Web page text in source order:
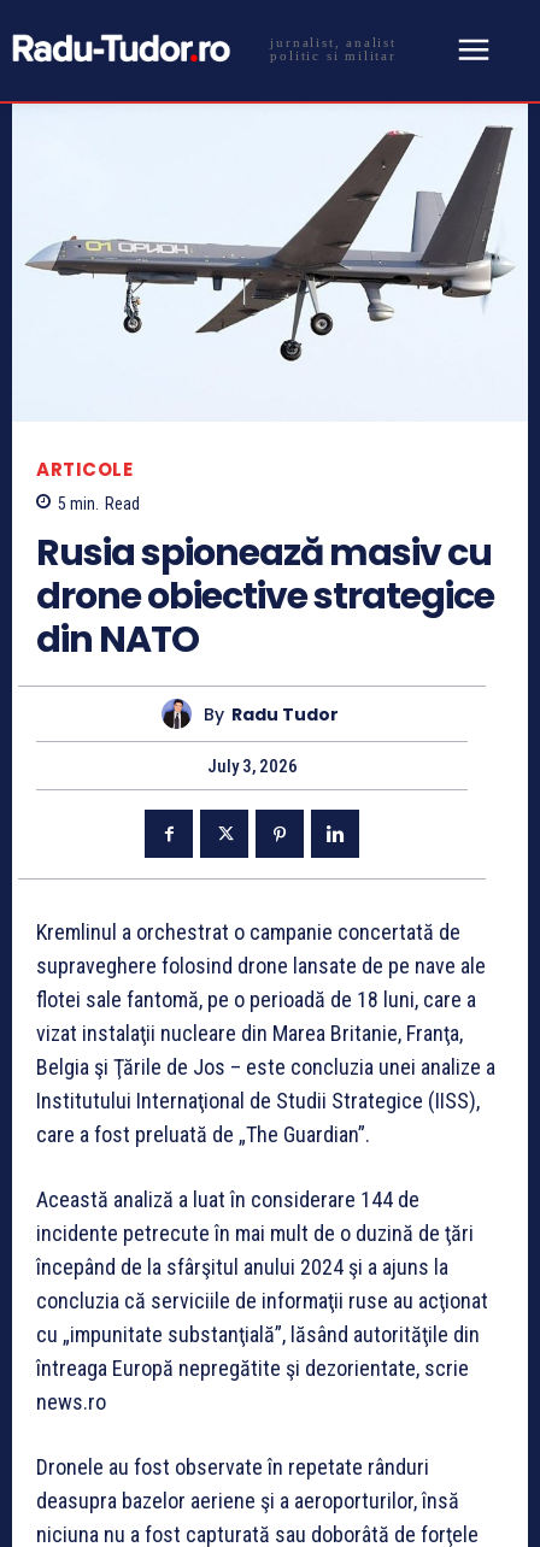
jurnalist, analist
politic si militar
ARTICOLE
5 min. Read
Rusia spionează masiv cu
drone obiective strategice
din NATO
By Radu Tudor
July 3, 2026
Kremlinul a orchestrat o campanie concertată de
supraveghere folosind drone lansate de pe nave ale
flotei sale fantomă, pe o perioadă de 18 luni, care a
vizat instalaţii nucleare din Marea Britanie, Franţa,
Belgia şi Ţările de Jos – este concluzia unei analize a
Institutului Internaţional de Studii Strategice (IISS),
care a fost preluată de „The Guardian”.
Această analiză a luat în considerare 144 de
incidente petrecute în mai mult de o duzină de ţări
începând de la sfârşitul anului 2024 şi a ajuns la
concluzia că serviciile de informaţii ruse au acţionat
cu „impunitate substanţială”, lăsând autorităţile din
întreaga Europă nepregătite şi dezorientate, scrie
news.ro
Dronele au fost observate în repetate rânduri
deasupra bazelor aeriene şi a aeroporturilor, însă
niciuna nu a fost capturată sau doborâtă de forţele